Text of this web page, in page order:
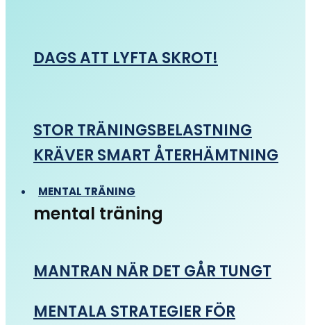
DAGS ATT LYFTA SKROT!
STOR TRÄNINGSBELASTNING
KRÄVER SMART ÅTERHÄMTNING
MENTAL TRÄNING
mental träning
MANTRAN NÄR DET GÅR TUNGT
MENTALA STRATEGIER FÖR